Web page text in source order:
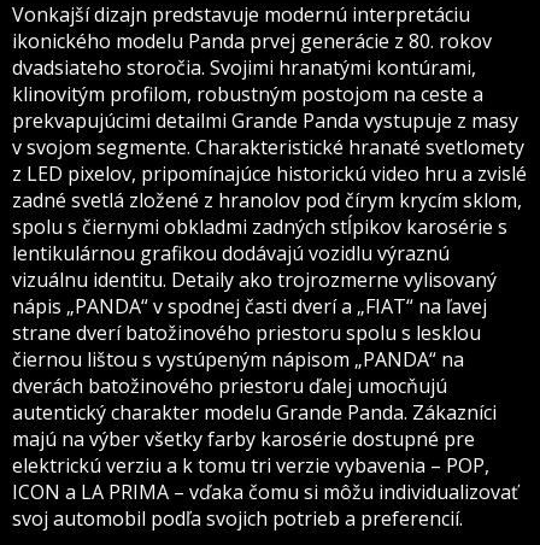
Vonkajší dizajn predstavuje modernú interpretáciu
ikonického modelu Panda prvej generácie z 80. rokov
dvadsiateho storočia. Svojimi hranatými kontúrami,
klinovitým profilom, robustným postojom na ceste a
prekvapujúcimi detailmi Grande Panda vystupuje z masy
v svojom segmente. Charakteristické hranaté svetlomety
z LED pixelov, pripomínajúce historickú video hru a zvislé
zadné svetlá zložené z hranolov pod čírym krycím sklom,
spolu s čiernymi obkladmi zadných stĺpikov karosérie s
lentikulárnou grafikou dodávajú vozidlu výraznú
vizuálnu identitu. Detaily ako trojrozmerne vylisovaný
nápis „PANDA“ v spodnej časti dverí a „FIAT“ na ľavej
strane dverí batožinového priestoru spolu s lesklou
čiernou lištou s vystúpeným nápisom „PANDA“ na
dverách batožinového priestoru ďalej umocňujú
autentický charakter modelu Grande Panda. Zákazníci
majú na výber všetky farby karosérie dostupné pre
elektrickú verziu a k tomu tri verzie vybavenia – POP,
ICON a LA PRIMA – vďaka čomu si môžu individualizovať
svoj automobil podľa svojich potrieb a preferencií.